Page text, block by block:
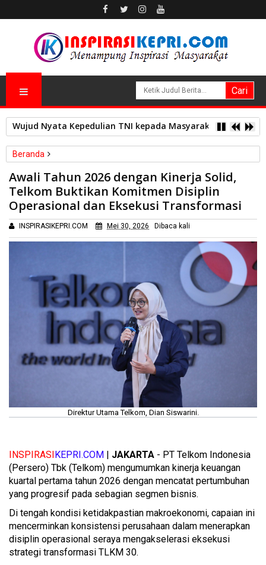
Wujud Nyata Kepedulian TNI kepada Masyarakat, Satgas
Beranda
Awali Tahun 2026 dengan Kinerja Solid, Telkom Buktikan
Komitmen Disiplin Operasional dan Eksekusi Transformasi
Awali Tahun 2026 dengan Kinerja Solid,
Telkom Buktikan Komitmen Disiplin
Operasional dan Eksekusi Transformasi
INSPIRASIKEPRI.COM Mei 30, 2026 Dibaca kali
Direktur Utama Telkom, Dian Siswarini.
INSPIRASIKEPRI.COM | JAKARTA - PT Telkom Indonesia
(Persero) Tbk (Telkom) mengumumkan kinerja keuangan
kuartal pertama tahun 2026 dengan mencatat pertumbuhan
yang progresif pada sebagian segmen bisnis.
Di tengah kondisi ketidakpastian makroekonomi, capaian ini
mencerminkan konsistensi perusahaan dalam menerapkan
disiplin operasional seraya mengakselerasi eksekusi
strategi transformasi TLKM 30.